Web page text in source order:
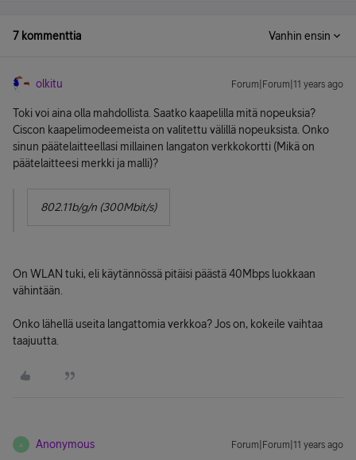
7 kommenttia Vanhin ensin
olkitu Forum|Forum|11 years ago
Toki voi aina olla mahdollista. Saatko kaapelilla mitä nopeuksia?
Ciscon kaapelimodeemeista on valitettu välillä nopeuksista. Onko
sinun päätelaitteellasi millainen langaton verkkokortti (Mikä on
päätelaitteesi merkki ja malli)?
802.11b/g/n (300Mbit/s)
On WLAN tuki, eli käytännössä pitäisi päästä 40Mbps luokkaan
vähintään.
Onko lähellä useita langattomia verkkoa? Jos on, kokeile vaihtaa
taajuutta.
A Anonymous Forum|Forum|11 years ago